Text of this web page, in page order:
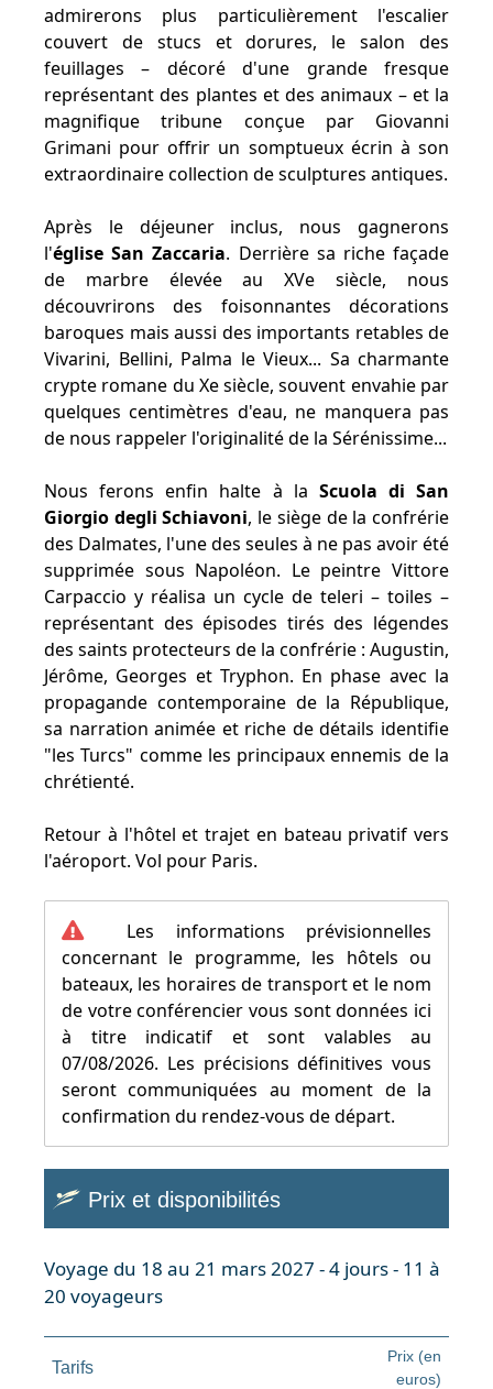
admirerons plus particulièrement l'escalier
couvert de stucs et dorures, le salon des
feuillages – décoré d'une grande fresque
représentant des plantes et des animaux – et la
magnifique tribune conçue par Giovanni
Grimani pour offrir un somptueux écrin à son
extraordinaire collection de sculptures antiques.
Après le déjeuner inclus, nous gagnerons
l'église San Zaccaria. Derrière sa riche façade
de marbre élevée au XVe siècle, nous
découvrirons des foisonnantes décorations
baroques mais aussi des importants retables de
Vivarini, Bellini, Palma le Vieux... Sa charmante
crypte romane du Xe siècle, souvent envahie par
quelques centimètres d'eau, ne manquera pas
de nous rappeler l'originalité de la Sérénissime...
Nous ferons enfin halte à la Scuola di San
Giorgio degli Schiavoni, le siège de la confrérie
des Dalmates, l'une des seules à ne pas avoir été
supprimée sous Napoléon. Le peintre Vittore
Carpaccio y réalisa un cycle de teleri – toiles –
représentant des épisodes tirés des légendes
des saints protecteurs de la confrérie : Augustin,
Jérôme, Georges et Tryphon. En phase avec la
propagande contemporaine de la République,
sa narration animée et riche de détails identifie
"les Turcs" comme les principaux ennemis de la
chrétienté.
Retour à l'hôtel et trajet en bateau privatif vers
l'aéroport. Vol pour Paris.
Les informations prévisionnelles
concernant le programme, les hôtels ou
bateaux, les horaires de transport et le nom
de votre conférencier vous sont données ici
à titre indicatif et sont valables au
07/08/2026. Les précisions définitives vous
seront communiquées au moment de la
confirmation du rendez-vous de départ.
Prix et disponibilités
Voyage du 18 au 21 mars 2027 - 4 jours - 11 à
20 voyageurs
Tarifs
Prix (en
euros)